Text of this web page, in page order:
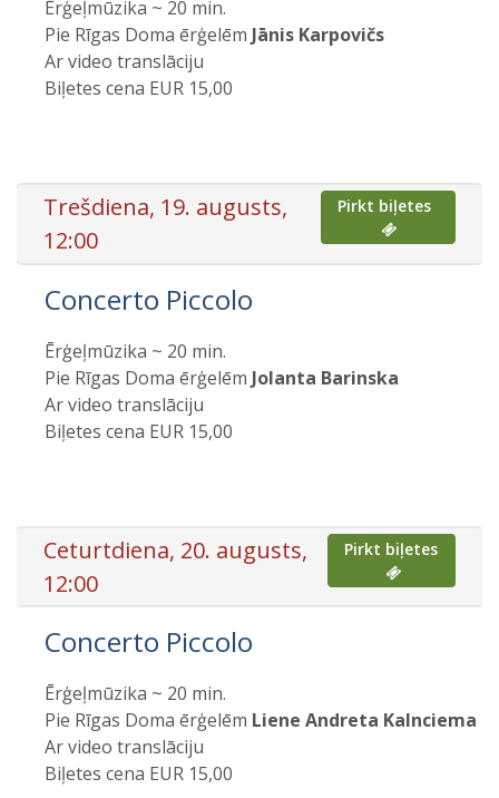
Ērģeļmūzika ~ 20 min.
Pie Rīgas Doma ērģelēm Jānis Karpovičs
Ar video translāciju
Biļetes cena EUR 15,00
Trešdiena, 19. augusts,
12:00
Pirkt biļetes
Concerto Piccolo
Ērģeļmūzika ~ 20 min.
Pie Rīgas Doma ērģelēm Jolanta Barinska
Ar video translāciju
Biļetes cena EUR 15,00
Ceturtdiena, 20. augusts,
12:00
Pirkt biļetes
Concerto Piccolo
Ērģeļmūzika ~ 20 min.
Pie Rīgas Doma ērģelēm Liene Andreta Kalnciema
Ar video translāciju
Biļetes cena EUR 15,00